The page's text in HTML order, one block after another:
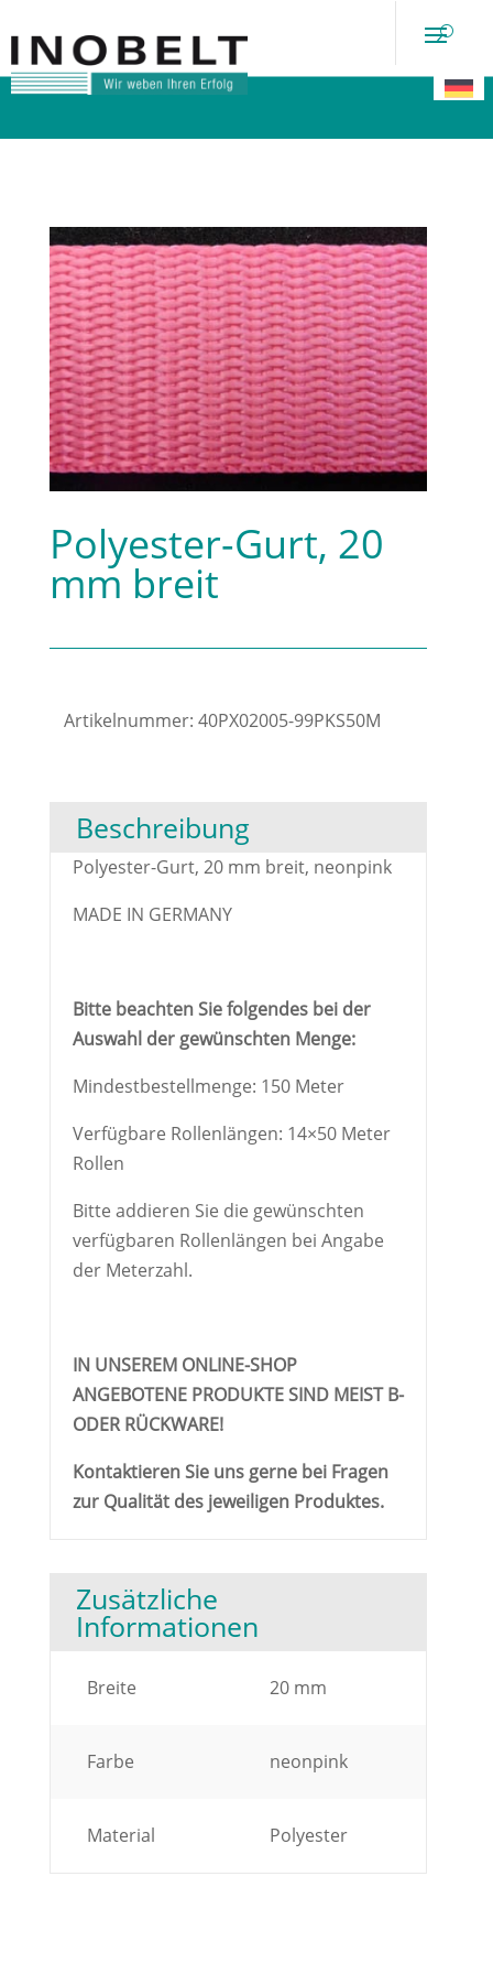
Auszug aus unseren
Prdukten
Polyester-Gurt, 20
mm breit
Artikelnummer: 40PX02005-99PKS50M
Beschreibung
Polyester-Gurt, 20 mm breit, neonpink
MADE IN GERMANY
Bitte beachten Sie folgendes bei der
Auswahl der gewünschten Menge:
Mindestbestellmenge: 150 Meter
Verfügbare Rollenlängen: 14×50 Meter
Rollen
Bitte addieren Sie die gewünschten
verfügbaren Rollenlängen bei Angabe
der Meterzahl.
IN UNSEREM ONLINE-SHOP
ANGEBOTENE PRODUKTE SIND MEIST B-
ODER RÜCKWARE!
Kontaktieren Sie uns gerne bei Fragen
zur Qualität des jeweiligen Produktes.
Zusätzliche
Informationen
Breite 20 mm
Farbe neonpink
Material Polyester